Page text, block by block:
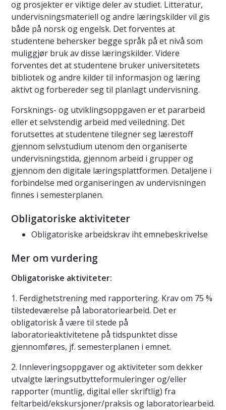
og prosjekter er viktige deler av studiet. Litteratur,
undervisningsmateriell og andre læringskilder vil gis
både på norsk og engelsk. Det forventes at
studentene behersker begge språk på et nivå som
muliggjør bruk av disse læringskilder. Videre
forventes det at studentene bruker universitetets
bibliotek og andre kilder til informasjon og læring
aktivt og forbereder seg til planlagt undervisning.
Forsknings- og utviklingsoppgaven er et pararbeid
eller et selvstendig arbeid med veiledning. Det
forutsettes at studentene tilegner seg lærestoff
gjennom selvstudium utenom den organiserte
undervisningstida, gjennom arbeid i grupper og
gjennom den digitale læringsplattformen. Detaljene i
forbindelse med organiseringen av undervisningen
finnes i semesterplanen.
Obligatoriske aktiviteter
Obligatoriske arbeidskrav iht emnebeskrivelse
Mer om vurdering
Obligatoriske aktiviteter:
1. Ferdighetstrening med rapportering. Krav om 75 %
tilstedeværelse på laboratoriearbeid. Det er
obligatorisk å være til stede på
laboratorieaktivitetene på tidspunktet disse
gjennomføres, jf. semesterplanen i emnet.
2. Innleveringsoppgaver og aktiviteter som dekker
utvalgte læringsutbytteformuleringer og/eller
rapporter (muntlig, digital eller skriftlig) fra
feltarbeid/ekskursjoner/praksis og laboratoriearbeid.